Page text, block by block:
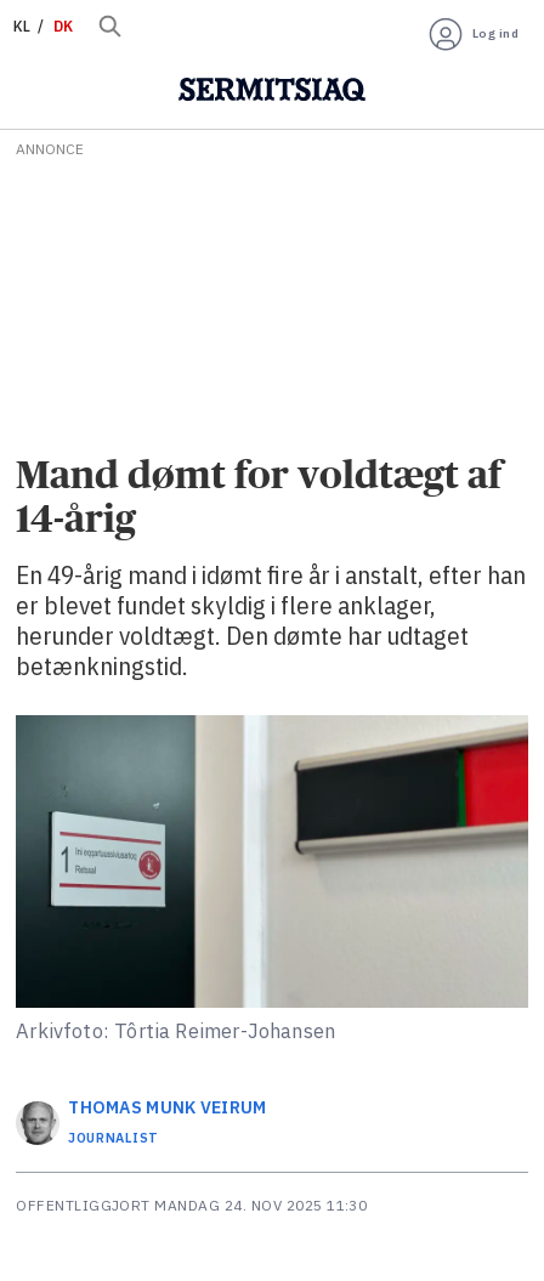
KL DK Log ind
ANNONCE
Mand dømt for voldtægt af
14-årig
En 49-årig mand i idømt fire år i anstalt, efter han
er blevet fundet skyldig i flere anklager,
herunder voldtægt. Den dømte har udtaget
betænkningstid.
Arkivfoto: Tôrtia Reimer-Johansen
THOMAS MUNK VEIRUM
JOURNALIST
OFFENTLIGGJORT MANDAG 24. NOV 2025 11:30